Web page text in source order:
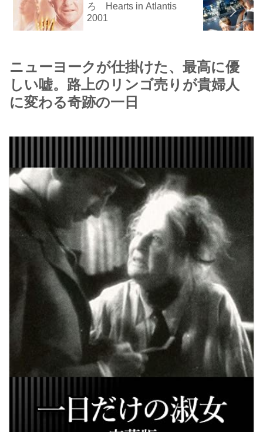
ろ Hearts in Atlantis
2001
ニューヨークが仕掛けた、最高に優
しい嘘。路上のリンゴ売りが貴婦人
に変わる奇跡の一日